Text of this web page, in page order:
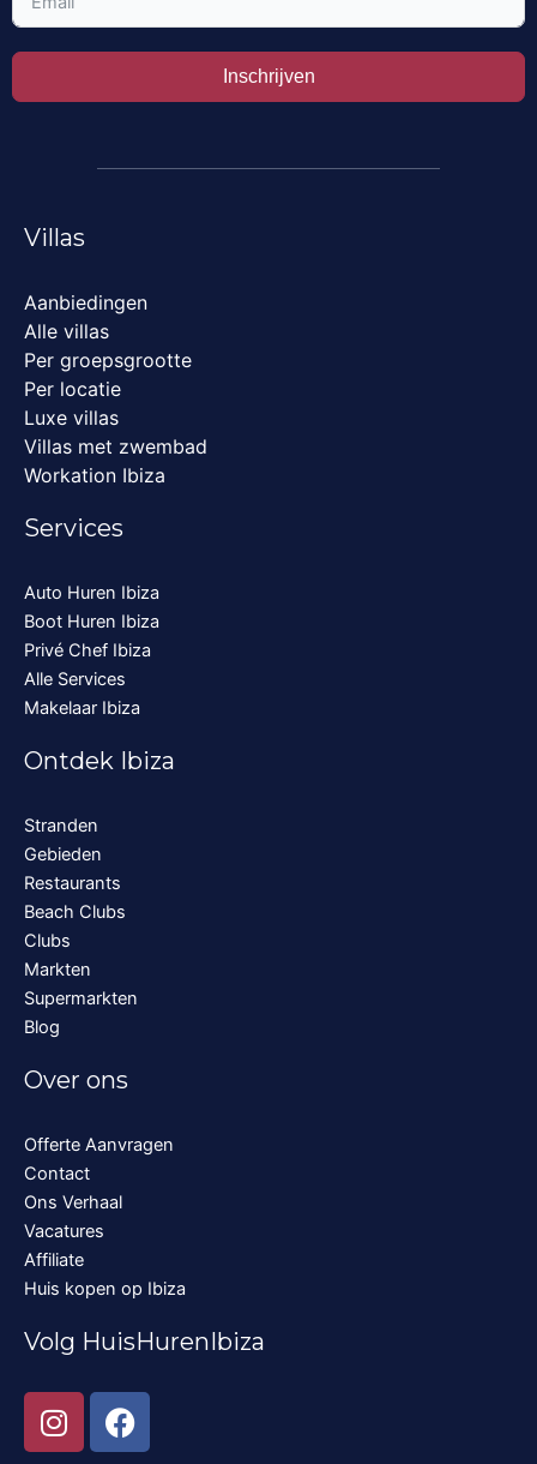
Inschrijven
Villas
Aanbiedingen
Alle villas
Per groepsgrootte
Per locatie
Luxe villas
Villas met zwembad
Workation Ibiza
Services
Auto Huren Ibiza
Boot Huren Ibiza
Privé Chef Ibiza
Alle Services
Makelaar Ibiza
Ontdek Ibiza
Stranden
Gebieden
Restaurants
Beach Clubs
Clubs
Markten
Supermarkten
Blog
Over ons
Offerte Aanvragen
Contact
Ons Verhaal
Vacatures
Affiliate
Huis kopen op Ibiza
Volg HuisHurenIbiza
I
n
F
a